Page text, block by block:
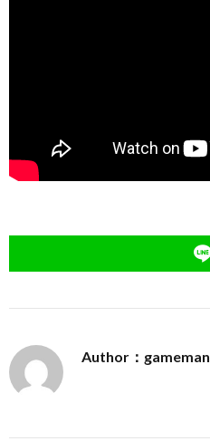
Author：gameman